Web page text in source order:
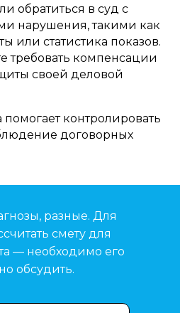
обратиться в суд с
нарушения, такими как
или статистика показов.
требовать компенсации
своей деловой
контролировать
договорных
разные. Для
смету для
— необходимо его
обсудить.